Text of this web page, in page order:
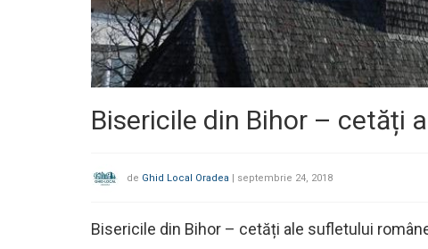
Bisericile din Bihor – cetăți
de Ghid Local Oradea | septembrie 24, 2018
Bisericile din Bihor – cetăți ale sufletului